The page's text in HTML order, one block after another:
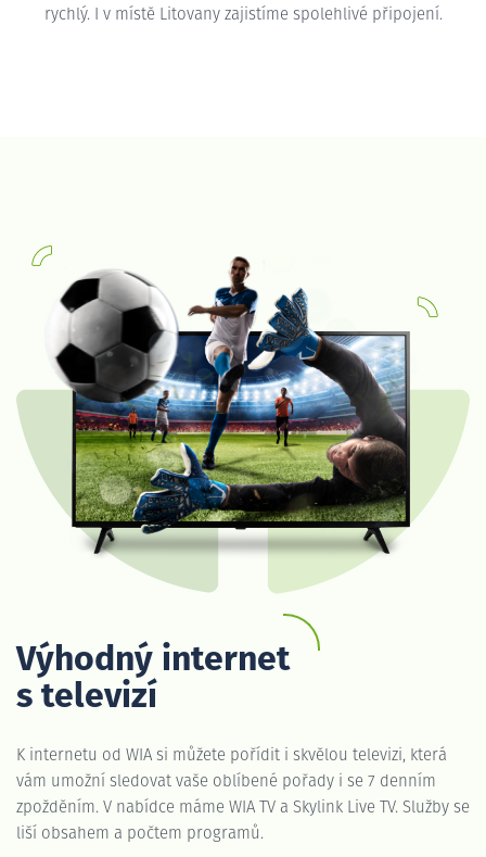
rychlý. I v místě Litovany zajistíme spolehlivé připojení.
Výhodný internet
s televizí
K internetu od WIA si můžete pořídit i skvělou televizi, která
vám umožní sledovat vaše oblíbené pořady i se 7 denním
zpožděním. V nabídce máme WIA TV a Skylink Live TV. Služby se
liší obsahem a počtem programů.